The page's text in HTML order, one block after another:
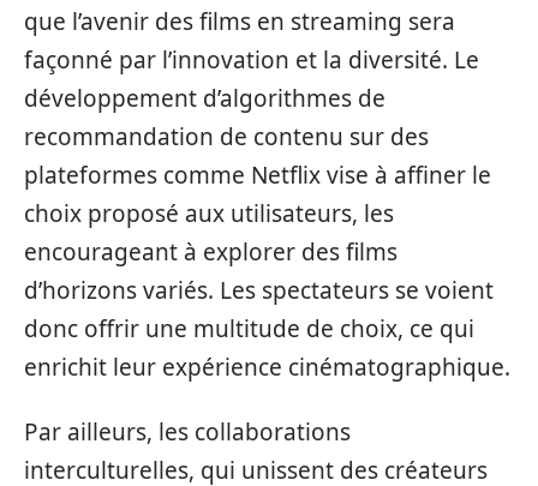
que l’avenir des films en streaming sera
façonné par l’innovation et la diversité. Le
développement d’algorithmes de
recommandation de contenu sur des
plateformes comme Netflix vise à affiner le
choix proposé aux utilisateurs, les
encourageant à explorer des films
d’horizons variés. Les spectateurs se voient
donc offrir une multitude de choix, ce qui
enrichit leur expérience cinématographique.
Par ailleurs, les collaborations
interculturelles, qui unissent des créateurs